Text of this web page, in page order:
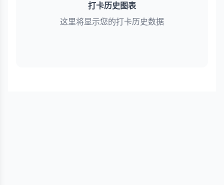
打卡历史图表
这里将显示您的打卡历史数据